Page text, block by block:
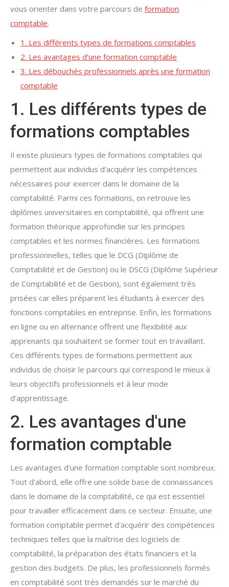
vous orienter dans votre parcours de formation
comptable.
1. Les différents types de formations comptables
2. Les avantages d'une formation comptable
3. Les débouchés professionnels après une formation
comptable
1. Les différents types de
formations comptables
Il existe plusieurs types de formations comptables qui
permettent aux individus d'acquérir les compétences
nécessaires pour exercer dans le domaine de la
comptabilité. Parmi ces formations, on retrouve les
diplômes universitaires en comptabilité, qui offrent une
formation théorique approfondie sur les principes
comptables et les normes financières. Les formations
professionnelles, telles que le DCG (Diplôme de
Comptabilité et de Gestion) ou le DSCG (Diplôme Supérieur
de Comptabilité et de Gestion), sont également très
prisées car elles préparent les étudiants à exercer des
fonctions comptables en entreprise. Enfin, les formations
en ligne ou en alternance offrent une flexibilité aux
apprenants qui souhaitent se former tout en travaillant.
Ces différents types de formations permettent aux
individus de choisir le parcours qui correspond le mieux à
leurs objectifs professionnels et à leur mode
d'apprentissage.
2. Les avantages d'une
formation comptable
Les avantages d'une formation comptable sont nombreux.
Tout d'abord, elle offre une solide base de connaissances
dans le domaine de la comptabilité, ce qui est essentiel
pour travailler efficacement dans ce secteur. Ensuite, une
formation comptable permet d'acquérir des compétences
techniques telles que la maîtrise des logiciels de
comptabilité, la préparation des états financiers et la
gestion des budgets. De plus, les professionnels formés
en comptabilité sont très demandés sur le marché du